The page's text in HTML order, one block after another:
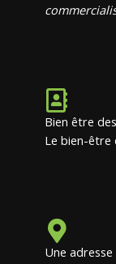
Bien être
Le bien-être
Une adresse